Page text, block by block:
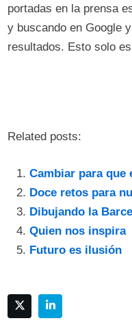
portadas en la prensa
y buscando en Google
resultados. Esto solo
Related posts:
Cambiar para que
Doce retos para
Dibujando la
Quien nos inspira
Futuro es ilusión